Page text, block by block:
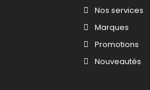
Nos services
Marques
Promotions
Nouveautés